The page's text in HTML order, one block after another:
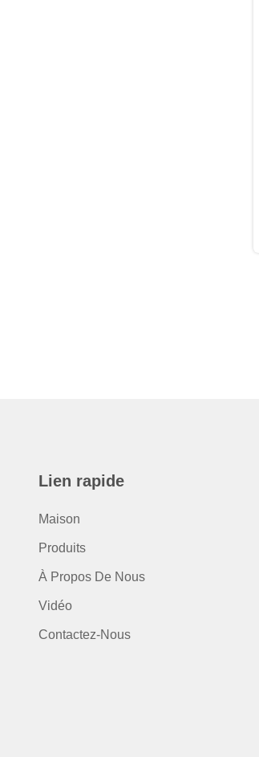
Lien rapide
Maison
Produits
À Propos De Nous
Vidéo
Contactez-Nous